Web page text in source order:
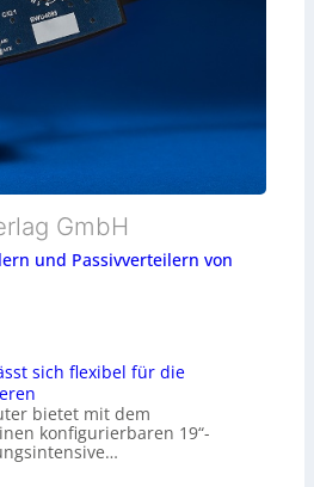
GmbH
und Passivverteilern von
sich flexibel für die
bietet mit dem
konfigurierbaren 19“-